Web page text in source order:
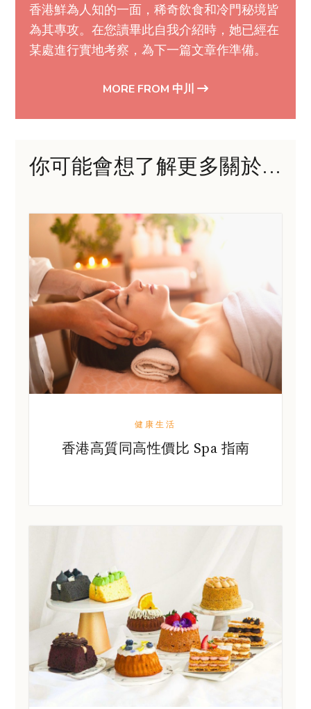
香港鮮為人知的一面，稀奇飲食和冷門秘境皆
為其專攻。在您讀畢此自我介紹時，她已經在
某處進行實地考察，為下一篇文章作準備。
MORE FROM 中川
你可能會想了解更多關於...
健康生活
香港高質同高性價比 Spa 指南